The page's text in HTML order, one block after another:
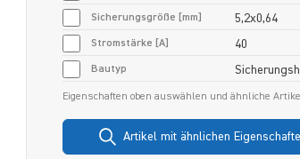
Sicherungsgröße [mm] 5,2x0,64
Stromstärke [A] 40
Bautyp
Eigenschaften oben auswählen und ähnliche
Artikel mit ähnlichen